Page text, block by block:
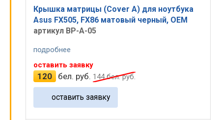
Крышка матрицы (Cover A) для ноутбука
Asus FX505, FX86 матовый черный, OEM
артикул BP-A-05
подробнее
оставить заявку
120 бел. руб. 144бел. руб.
оставить заявку